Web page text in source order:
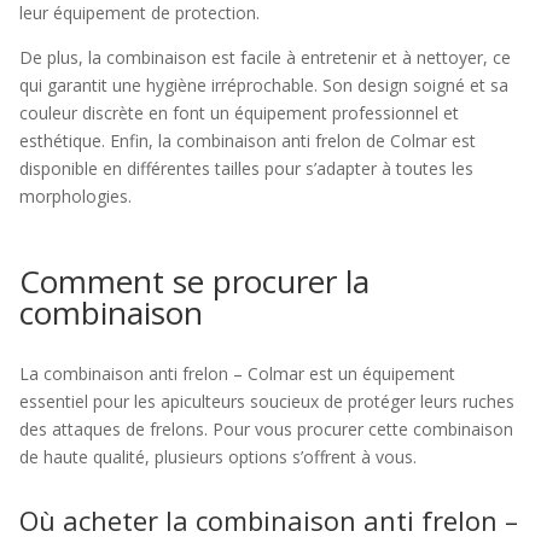
leur équipement de protection.
De plus, la combinaison est facile à entretenir et à nettoyer, ce
qui garantit une hygiène irréprochable. Son design soigné et sa
couleur discrète en font un équipement professionnel et
esthétique. Enfin, la combinaison anti frelon de Colmar est
disponible en différentes tailles pour s’adapter à toutes les
morphologies.
Comment se procurer la
combinaison
La combinaison anti frelon – Colmar est un équipement
essentiel pour les apiculteurs soucieux de protéger leurs ruches
des attaques de frelons. Pour vous procurer cette combinaison
de haute qualité, plusieurs options s’offrent à vous.
Où acheter la combinaison anti frelon –